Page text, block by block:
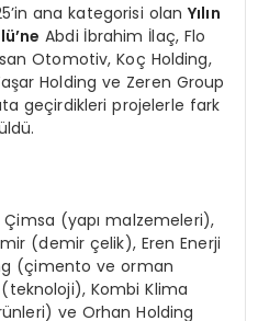
ana kategorisi olan Yılın
Abdi İbrahim İlaç, Flo
Otomotiv, Koç Holding,
Holding ve Zeren Group
geçirdikleri projelerle fark
Çimsa (yapı malzemeleri),
(demir çelik), Eren Enerji
(çimento ve orman
Kombi Klima
ve Orhan Holding